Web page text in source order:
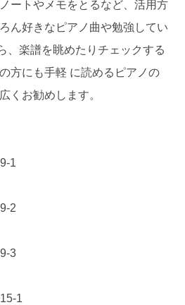
ートやメモをとるなど、活用方
ん好きなピアノ曲や勉強してい
、楽譜を眺めたりチェックする
方にも手軽 に読めるピアノの
くお勧めします。
1
2
3
1